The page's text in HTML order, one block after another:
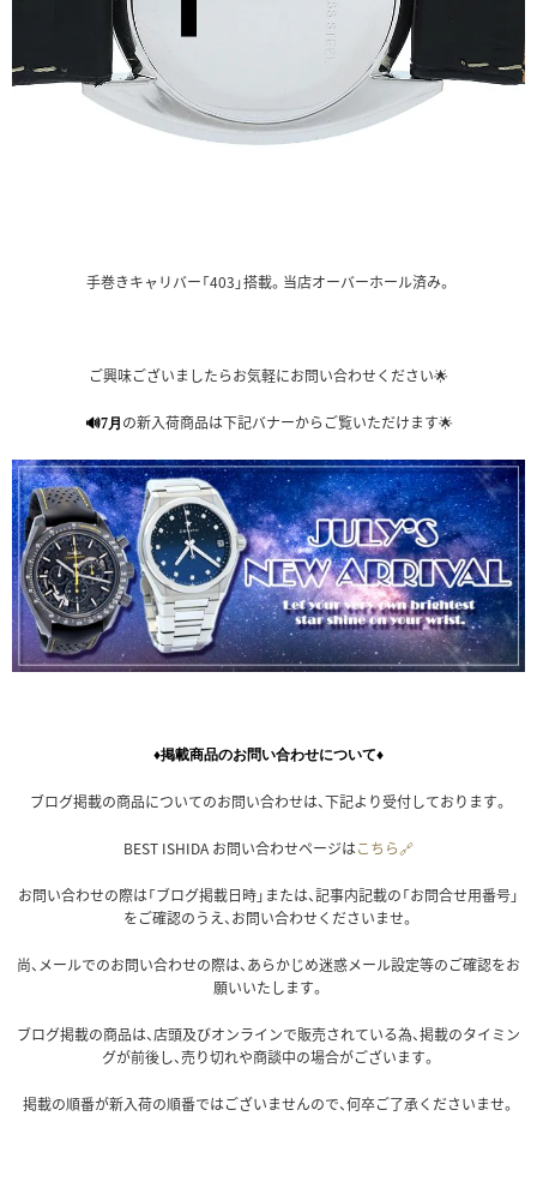
手巻きキャリバー「403」搭載。当店オーバーホール済み。
ご興味ございましたらお気軽にお問い合わせください🌟
🔊7月 の新入荷商品は下記バナーからご覧いただけます🌟
♦掲載商品のお問い合わせについて♦
ブログ掲載の商品についてのお問い合わせは、下記より受付しております。
BEST ISHIDA お問い合わせページはこちら🔗
お問い合わせの際は「ブログ掲載日時」または、記事内記載の「お問合せ用番号」
をご確認のうえ、お問い合わせくださいませ。
尚、メールでのお問い合わせの際は、あらかじめ迷惑メール設定等のご確認をお
願いいたします。
ブログ掲載の商品は、店頭及びオンラインで販売されている為、掲載のタイミン
グが前後し、売り切れや商談中の場合がございます。
掲載の順番が新入荷の順番ではございませんので、何卒ご了承くださいませ。